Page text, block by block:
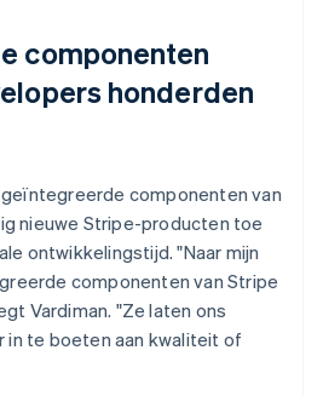
componenten
honderden
componenten van
nieuwe Stripe-producten toe
ontwikkelingstijd. "Naar mijn
componenten van Stripe
Vardiman. "Ze laten ons
in te boeten aan kwaliteit of